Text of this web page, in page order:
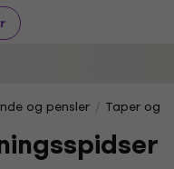
og pensler Taper og